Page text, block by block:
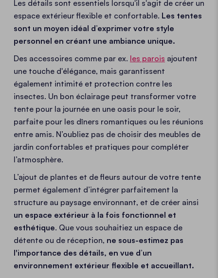
Les détails sont essentiels lorsqu'il s'agit de créer un
espace extérieur flexible et confortable. Les tentes
sont un moyen idéal d’exprimer votre style
personnel en créant une ambiance unique.
Des accessoires comme par ex. les parois ajoutent
une touche d'élégance, mais garantissent
également intimité et protection contre les
insectes. Un bon éclairage peut transformer votre
tente pour la journée en une oasis pour le soir,
parfaite pour les dîners romantiques ou les réunions
entre amis. N’oubliez pas de choisir des meubles de
jardin confortables et pratiques pour compléter
l’atmosphère.
L’ajout de plantes et de fleurs autour de votre tente
permet également d’intégrer parfaitement la
structure au paysage environnant, et de créer ainsi
un espace extérieur à la fois fonctionnel et
esthétique. Que vous souhaitiez un espace de
détente ou de réception, ne sous-estimez pas
l'importance des détails, en vue d’un
environnement extérieur flexible et accueillant.